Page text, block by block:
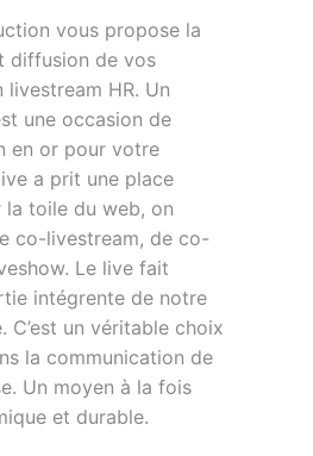
vous propose la
diffusion de vos
livestream HR. Un
une occasion de
en or pour votre
a prit une place
toile du web, on
co-livestream, de co-
Le live fait
intégrente de notre
C’est un véritable choix
la communication de
Un moyen à la fois
et durable.